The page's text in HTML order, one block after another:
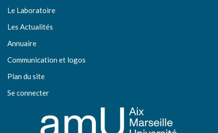
Le Laboratoire
Les Actualités
Annuaire
Communication et logos
Plan du site
Se connecter